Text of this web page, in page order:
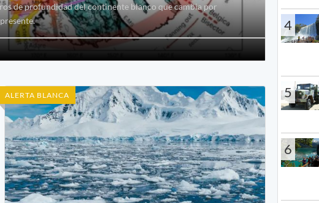
de profundidad del continente blanco que cambia por
ALERTA BLANCA
4
5
6